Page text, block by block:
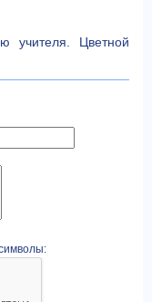
учителя. Цветной